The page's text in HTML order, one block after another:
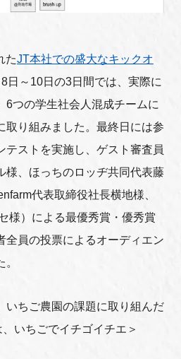
たJT本社での盛大なキックオ
日～10日の3日間では、実際に
6つの学生社会人混成チームに
取り組みました。最終日には参
テストを実施し、ゲスト審査員
様、ほっちのロッヂ共同代表藤
代表取締役社長横地様、
様）による最優秀賞・優秀賞
全員の投票によるオーディエン
いちご農園の課題に取り組んだ
いちごでイチゴイチエ＞